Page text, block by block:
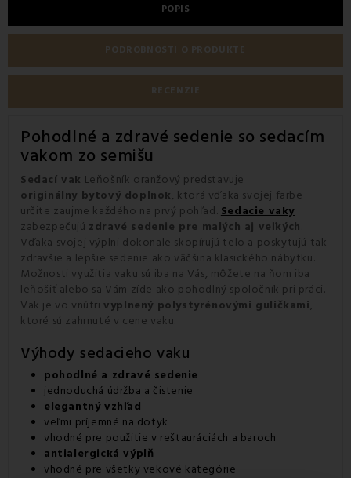
POPIS
PODROBNOSTI O PRODUKTE
RECENZIE
Pohodlné a zdravé sedenie so sedacím
vakom zo semišu
Sedací vak Leňošník oranžový predstavuje
originálny bytový doplnok, ktorá vďaka svojej farbe
určite zaujme každého na prvý pohľad. Sedacie vaky
zabezpečujú zdravé sedenie pre malých aj veľkých.
Vďaka svojej výplni dokonale skopírujú telo a poskytujú tak
zdravšie a lepšie sedenie ako väčšina klasického nábytku.
Možnosti využitia vaku sú iba na Vás, môžete na ňom iba
leňošiť alebo sa Vám zíde ako pohodlný spoločník pri práci.
Vak je vo vnútri vyplnený polystyrénovými guličkami,
ktoré sú zahrnuté v cene vaku.
Výhody sedacieho vaku
pohodlné a zdravé sedenie
jednoduchá údržba a čistenie
elegantný vzhľad
veľmi príjemné na dotyk
vhodné pre použitie v reštauráciách a baroch
antialergická výplň
vhodné pre všetky vekové kategórie